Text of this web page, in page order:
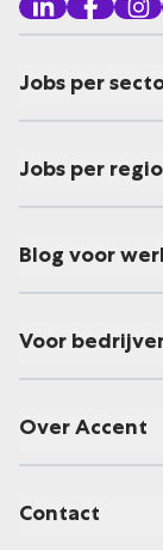
Jobs per
Jobs per regio
Blog voor
Voor
Over Accent
Contact